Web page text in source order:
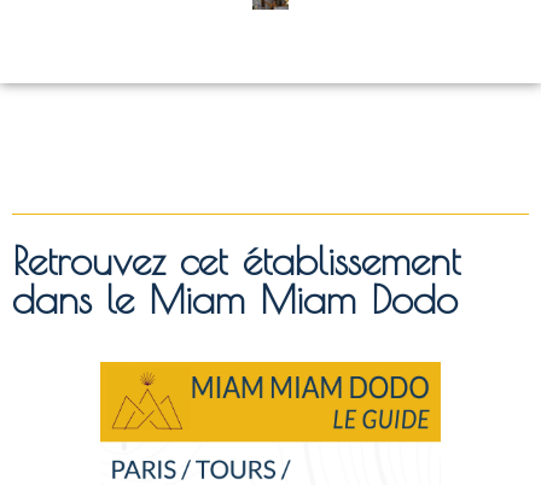
Retrouvez cet établissement
dans le Miam Miam Dodo